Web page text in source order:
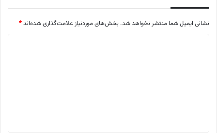
نشانی ایمیل شما منتشر نخواهد شد. بخش‌های موردنیاز علامت‌گذاری شده‌اند*